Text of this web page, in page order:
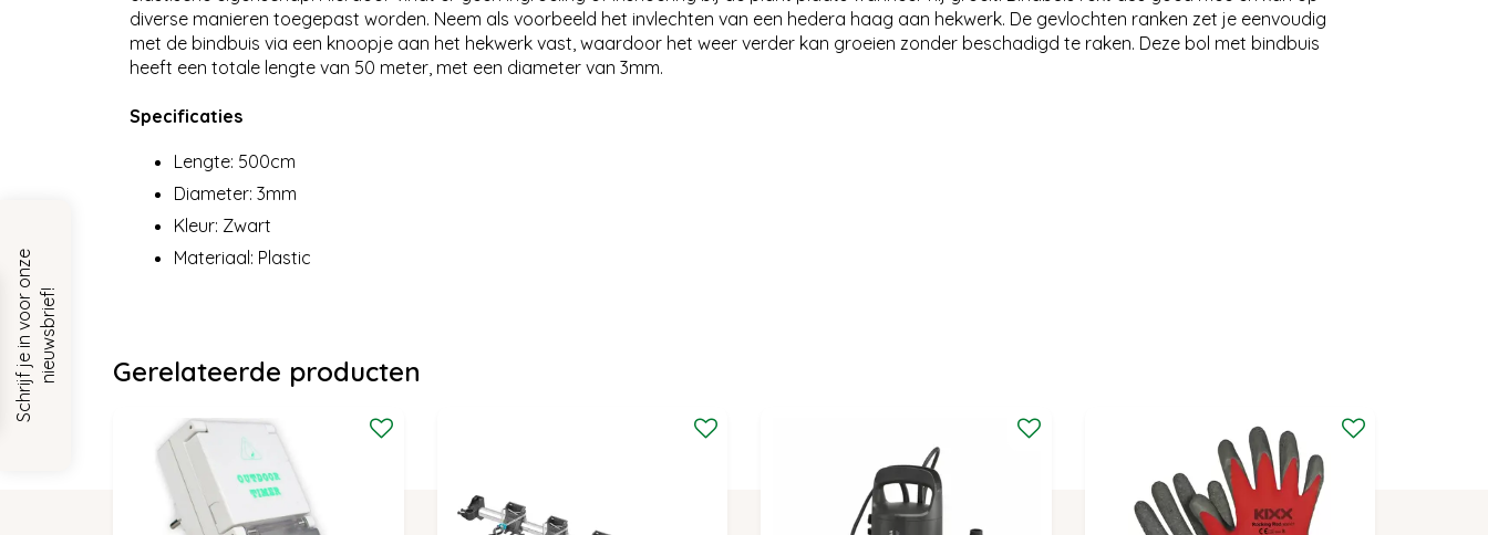
diverse manieren toegepast worden. Neem als voorbeeld het invlechten van een hedera haag aan hekwerk. De gevlochten ranken zet je eenvoudig
met de bindbuis via een knoopje aan het hekwerk vast, waardoor het weer verder kan groeien zonder beschadigd te raken. Deze bol met bindbuis
heeft een totale lengte van 50 meter, met een diameter van 3mm.
Specificaties
Lengte: 500cm
Diameter: 3mm
Kleur: Zwart
Materiaal: Plastic
Gerelateerde producten
S
c
h
r
i
j
f
j
e
i
n
v
o
o
r
o
n
z
e
n
i
e
u
w
s
b
r
i
e
f!